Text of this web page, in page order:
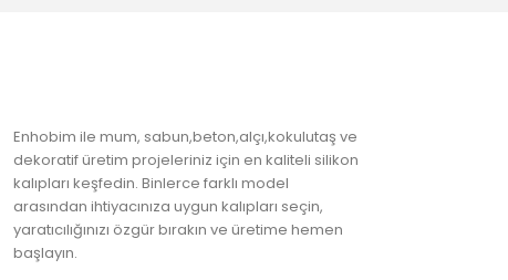
Enhobim ile mum, sabun,beton,alçı,kokulutaş ve
dekoratif üretim projeleriniz için en kaliteli silikon
kalıpları keşfedin. Binlerce farklı model
arasından ihtiyacınıza uygun kalıpları seçin,
yaratıcılığınızı özgür bırakın ve üretime hemen
başlayın.